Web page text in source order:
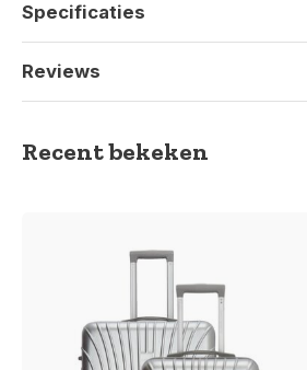
Specificaties
Reviews
Recent bekeken